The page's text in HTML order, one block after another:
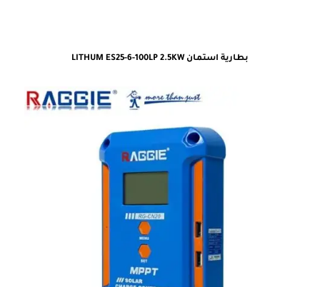
بطارية استمان LITHUM ES25-6-100LP 2.5KW